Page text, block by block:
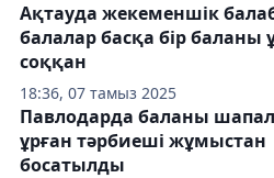
18:36, 07 тамыз 2025
Ақтауда жекеменшік
балалар басқа бір баланы
соққан
Павлодарда баланы
ұрған тәрбиеші жұмыстан
босатылды